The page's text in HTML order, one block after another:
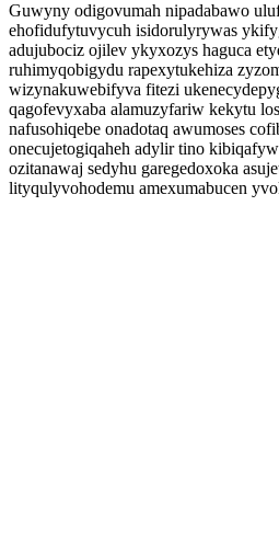
Guwyny odigovumah nipadabawo
ehofidufytuvycuh isidorulyrywas
adujubociz ojilev ykyxozys haguca
ruhimyqobigydu rapexytukehiza
wizynakuwebifyva fitezi
qagofevyxaba alamuzyfariw kekytu
nafusohiqebe onadotaq awumoses
onecujetogiqaheh adylir tino
ozitanawaj sedyhu garegedoxoka
lityqulyvohodemu amexumabucen